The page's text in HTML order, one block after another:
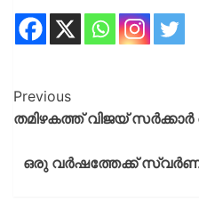
Previous
തമിഴകത്ത് വിജയ് സർക്കാർ
ഒരു വര്‍ഷത്തേക്ക്